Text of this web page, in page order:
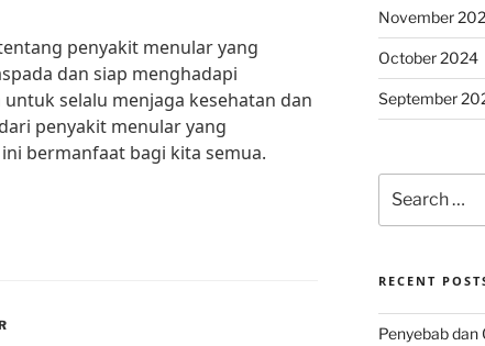
penyakit menular yang
dan siap menghadapi
selalu menjaga kesehatan dan
penyakit menular yang
bermanfaat bagi kita semua.
November
October 2024
September
for:
RECENT
Penyebab dan